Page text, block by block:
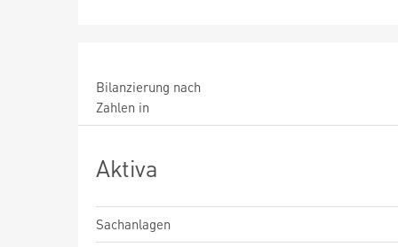
Bilanzierung nach
Zahlen in
Aktiva
Sachanlagen